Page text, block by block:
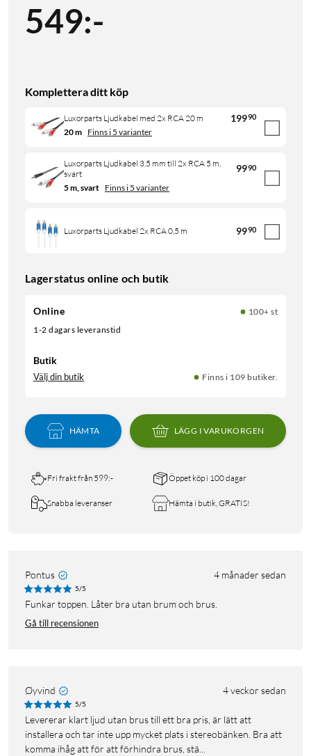
549:-
Komplettera ditt köp
Luxorparts Ljudkabel med 2x RCA 20 m 19990
20 m Finns i 5 varianter
Luxorparts Ljudkabel 3,5 mm till 2x RCA 5 m,
svart
9990
5 m, svart Finns i 5 varianter
Luxorparts Ljudkabel 2x RCA 0,5 m 9990
Lagerstatus online och butik
Online
100+ st
1-2 dagars leveranstid
Butik
Välj din butik Finns i 109 butiker.
HÄMTA LÄGG I VARUKORGEN
Fri frakt från 599:- Öppet köp i 100 dagar
Snabba leveranser Hämta i butik, GRATIS!
Pontus 4 månader sedan
5/5
Funkar toppen. Låter bra utan brum och brus.
Gå till recensionen
Øyvind 4 veckor sedan
5/5
Levererar klart ljud utan brus till ett bra pris, är lätt att
installera och tar inte upp mycket plats i stereobänken. Bra att
komma ihåg att för att förhindra brus, stä...